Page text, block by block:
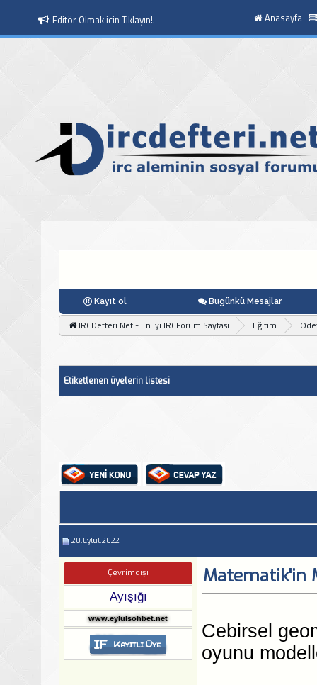
Moderatör Olmak icin Tıklayın!. Anasayfa
Kayıt ol Bugünkü Mesajlar
IRCDefteri.Net - En İyi IRCForum Sayfasi Eğitim
Etiketlenen üyelerin listesi
20.Eylül.2022
Çevrimdışı
Ayışığı
www.eylulsohbet.net
Matematik'in
Cebirsel
oyunu